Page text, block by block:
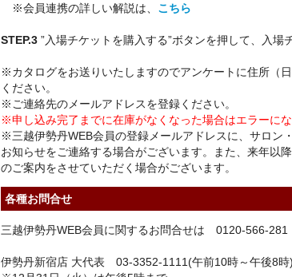
※会員連携の詳しい解説は、 こちら
STEP.3 ”入場チケットを購入する”ボタンを押して、入場
※カタログをお送りいたしますのでアンケートに住所（
ください。
※ご連絡先のメールアドレスを登録ください。
※申し込み完了までに在庫がなくなった場合はエラーにな
※三越伊勢丹WEB会員の登録メールアドレスに、サロン
お知らせをご連絡する場合がございます。また、来年以
のご案内をさせていただく場合がございます。
各種お問合せ
三越伊勢丹WEB会員に関するお問合せは 0120-566-
伊勢丹新宿店 大代表 03-3352-1111(午前10時～午後8時)